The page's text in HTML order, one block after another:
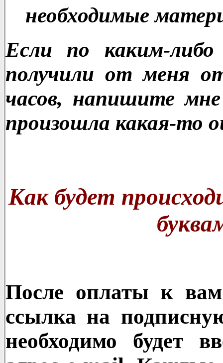
необходимые
Если по каким-
получили от меня
часов, напишите
произошла какая-то
Как будет
После оплаты к
ссылка на
необходимо будет